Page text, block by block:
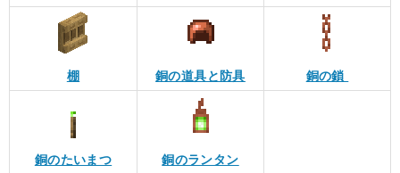
棚 銅の道具と防具 銅の鎖
銅のたいまつ 銅のランタン